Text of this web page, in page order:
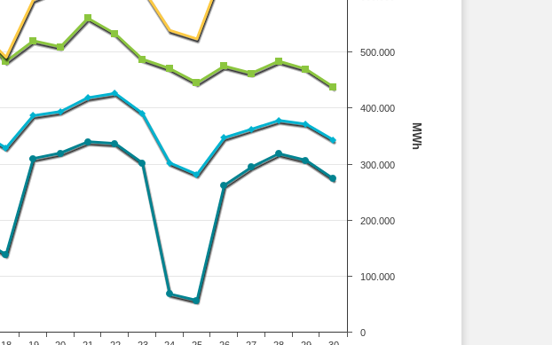
MWh
0
100.000
200.000
300.000
400.000
500.000